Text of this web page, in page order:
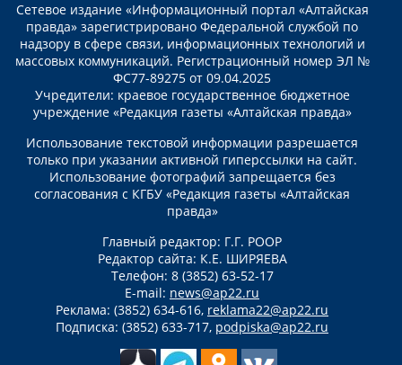
Сетевое издание «Информационный портал «Алтайская
правда» зарегистрировано Федеральной службой по
надзору в сфере связи, информационных технологий и
массовых коммуникаций. Регистрационный номер ЭЛ №
ФС77-89275 от 09.04.2025
Учредители: краевое государственное бюджетное
учреждение «Редакция газеты «Алтайская правда»
Использование текстовой информации разрешается
только при указании активной гиперссылки на сайт.
Использование фотографий запрещается без
согласования с КГБУ «Редакция газеты «Алтайская
правда»
Главный редактор: Г.Г. РООР
Редактор сайта: К.Е. ШИРЯЕВА
Телефон: 8 (3852) 63-52-17
E-mail: news@ap22.ru
Реклама: (3852) 634-616, reklama22@ap22.ru
Подписка: (3852) 633-717, podpiska@ap22.ru